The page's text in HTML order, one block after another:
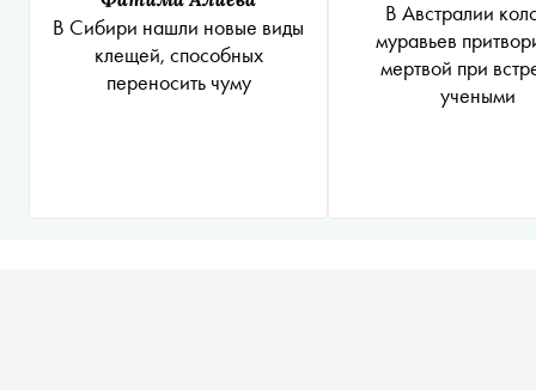
В Сибири нашли новые виды
клещей, способных
переносить чуму
В Австралии
муравьев
мертвой при
учеными